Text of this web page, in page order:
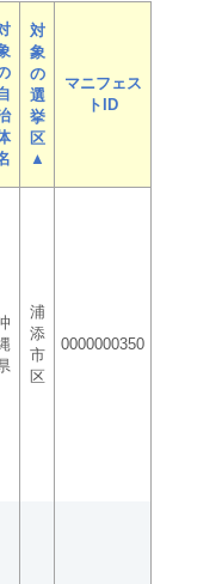
対
象
の
選
挙
区
▲
マニフェス
トID
浦
添
市
区
0000000350